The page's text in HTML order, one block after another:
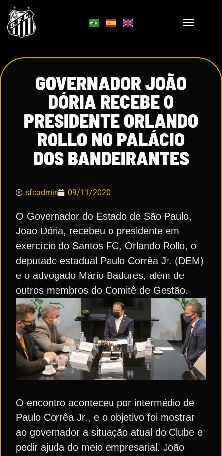
GOVERNADOR JOÃO
DÓRIA RECEBE O
PRESIDENTE ORLANDO
ROLLO NO PALÁCIO
DOS BANDEIRANTES
sfcadmin 09/11/2020
O Governador do Estado de São Paulo,
João Dória, recebeu o presidente em
exercício do Santos FC, Orlando Rollo, o
deputado estadual Paulo Corrêa Jr. (DEM)
e o advogado Mário Badures, além de
outros membros do Comitê de Gestão.
O encontro aconteceu por intermédio de
Paulo Corrêa Jr., e o objetivo foi mostrar
ao governador a situação atual do Clube e
pedir ajuda do meio empresarial. João